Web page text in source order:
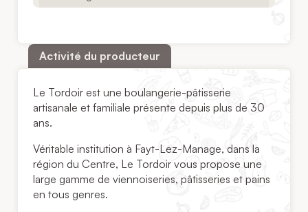
Activité du producteur
Le Tordoir est une boulangerie-pâtisserie
artisanale et familiale présente depuis plus de 30
ans.
Véritable institution à Fayt-Lez-Manage, dans la
région du Centre, Le Tordoir vous propose une
large gamme de viennoiseries, pâtisseries et pains
en tous genres.